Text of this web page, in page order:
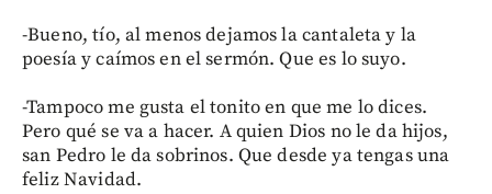
-Bueno, tío, al menos dejamos la cantaleta y la
poesía y caímos en el sermón. Que es lo suyo.
-Tampoco me gusta el tonito en que me lo dices.
Pero qué se va a hacer. A quien Dios no le da hijos,
san Pedro le da sobrinos. Que desde ya tengas una
feliz Navidad.